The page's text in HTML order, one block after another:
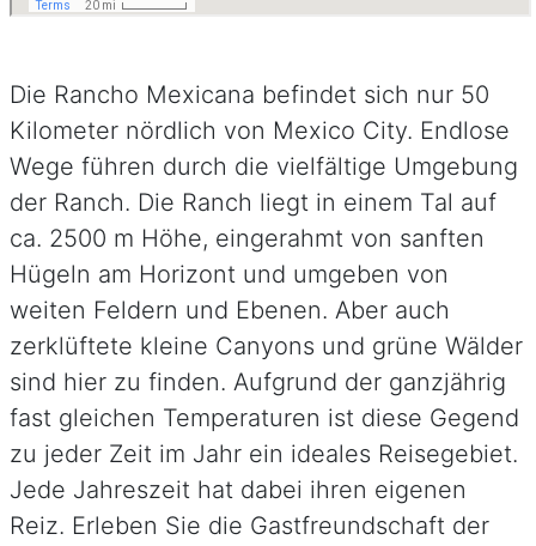
Die Rancho Mexicana befindet sich nur 50
Kilometer nördlich von Mexico City. Endlose
Wege führen durch die vielfältige Umgebung
der Ranch. Die Ranch liegt in einem Tal auf
ca. 2500 m Höhe, eingerahmt von sanften
Hügeln am Horizont und umgeben von
weiten Feldern und Ebenen. Aber auch
zerklüftete kleine Canyons und grüne Wälder
sind hier zu finden. Aufgrund der ganzjährig
fast gleichen Temperaturen ist diese Gegend
zu jeder Zeit im Jahr ein ideales Reisegebiet.
Jede Jahreszeit hat dabei ihren eigenen
Reiz. Erleben Sie die Gastfreundschaft der